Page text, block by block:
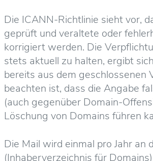
Die ICANN-Richtlinie sieht vor,
geprüft und veraltete oder
korrigiert werden. Die
stets aktuell zu halten, ergibt
bereits aus dem geschlossenen
beachten ist, dass die Angabe
(auch gegenüber Domain-
Löschung von Domains führen
Die Mail wird einmal pro Jahr an
(Inhaberverzeichnis für